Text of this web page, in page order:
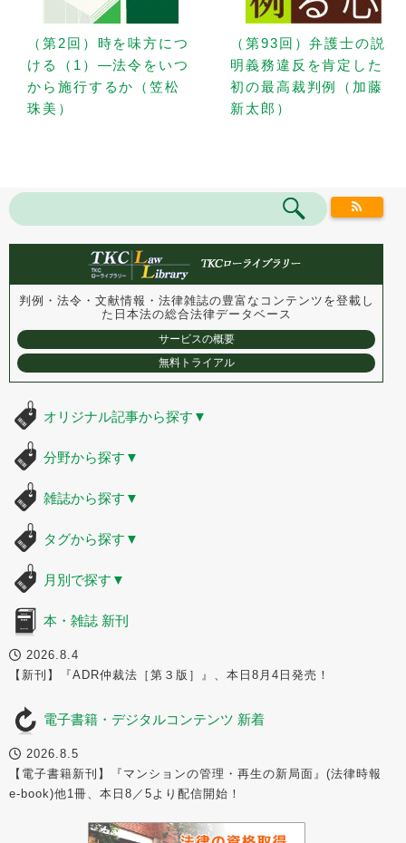
（第2回）時を味方につ
ける（1）—法令をいつ
から施行するか（笠松
珠美）
（第93回）弁護士の説
明義務違反を肯定した
初の最高裁判例（加藤
新太郎）
判例・法令・文献情報・法律雑誌の豊富なコンテンツを登載し
た 日本法の総合法律データベース
サービスの概要
無料トライアル
オリジナル記事から探す ▼
分野から探す ▼
雑誌から探す ▼
タグから探す ▼
月別で探す ▼
本・雑誌 新刊
2026.8.4
【新刊】『ADR仲裁法［第３版］』、本日8月4日発売！
電子書籍・デジタルコンテンツ 新着
2026.8.5
【電子書籍新刊】『マンションの管理・再生の新局面』(法律時報
e-book)他1冊、本日8／5より配信開始！